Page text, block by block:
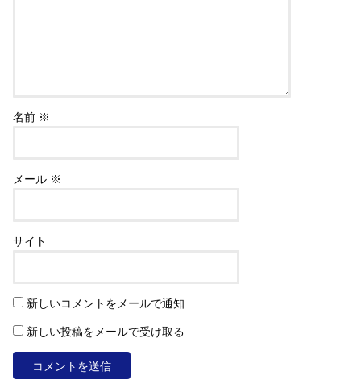
名前 ※
メール ※
サイト
新しいコメントをメールで通知
新しい投稿をメールで受け取る